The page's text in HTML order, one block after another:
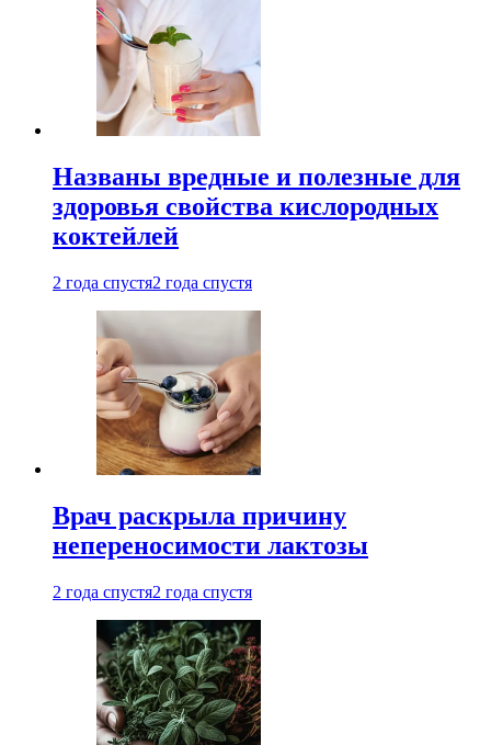
Названы вредные и полезные для
здоровья свойства кислородных
коктейлей
2 года спустя2 года спустя
Врач раскрыла причину
непереносимости лактозы
2 года спустя2 года спустя